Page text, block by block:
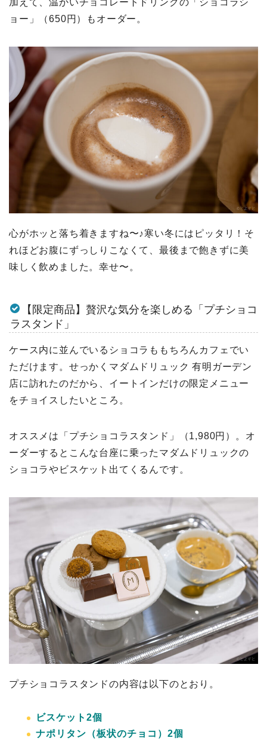
ョー」（650円）もオーダー。
心がホッと落ち着きますね〜♪寒い冬にはピッタリ！そ
れほどお腹にずっしりこなくて、最後まで飽きずに美
味しく飲めました。幸せ〜。
【限定商品】贅沢な気分を楽しめる「プチショコ
ラスタンド」
ケース内に並んでいるショコラももちろんカフェでい
ただけます。せっかくマダムドリュック 有明ガーデン
店に訪れたのだから、イートインだけの限定メニュー
をチョイスしたいところ。
オススメは「プチショコラスタンド」（1,980円）。オ
ーダーするとこんな台座に乗ったマダムドリュックの
ショコラやビスケット出てくるんです。
プチショコラスタンドの内容は以下のとおり。
ビスケット2個
ナポリタン（板状のチョコ）2個